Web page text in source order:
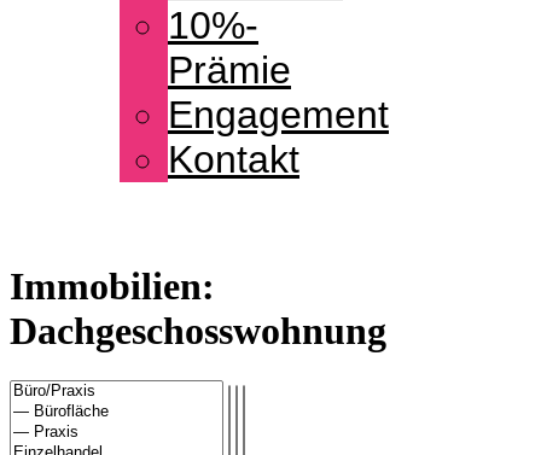
10%-
Prämie
Engagement
Kontakt
Immobilien:
Dachgeschosswohnung